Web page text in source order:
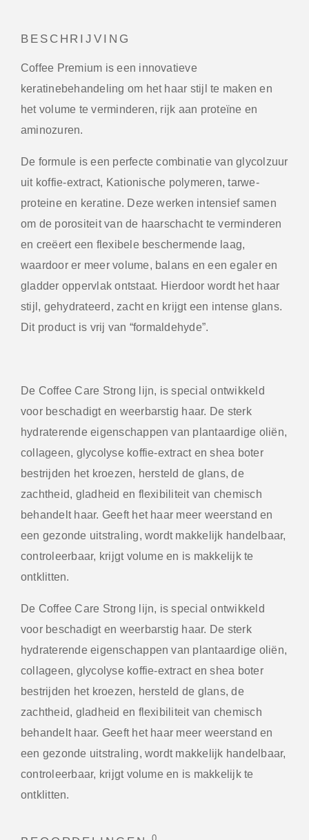
BESCHRIJVING
Coffee Premium is een innovatieve
keratinebehandeling om het haar stijl te maken en
het volume te verminderen, rijk aan proteïne en
aminozuren.
De formule is een perfecte combinatie van glycolzuur
uit koffie-extract, Kationische polymeren, tarwe-
proteine en keratine. Deze werken intensief samen
om de porositeit van de haarschacht te verminderen
en creëert een flexibele beschermende laag,
waardoor er meer volume, balans en een egaler en
gladder oppervlak ontstaat. Hierdoor wordt het haar
stijl, gehydrateerd, zacht en krijgt een intense glans.
Dit product is vrij van “formaldehyde”.
De Coffee Care Strong lijn, is special ontwikkeld
voor beschadigt en weerbarstig haar. De sterk
hydraterende eigenschappen van plantaardige oliën,
collageen, glycolyse koffie-extract en shea boter
bestrijden het kroezen, hersteld de glans, de
zachtheid, gladheid en flexibiliteit van chemisch
behandelt haar. Geeft het haar meer weerstand en
een gezonde uitstraling, wordt makkelijk handelbaar,
controleerbaar, krijgt volume en is makkelijk te
ontklitten.
De Coffee Care Strong lijn, is special ontwikkeld
voor beschadigt en weerbarstig haar. De sterk
hydraterende eigenschappen van plantaardige oliën,
collageen, glycolyse koffie-extract en shea boter
bestrijden het kroezen, hersteld de glans, de
zachtheid, gladheid en flexibiliteit van chemisch
behandelt haar. Geeft het haar meer weerstand en
een gezonde uitstraling, wordt makkelijk handelbaar,
controleerbaar, krijgt volume en is makkelijk te
ontklitten.
0